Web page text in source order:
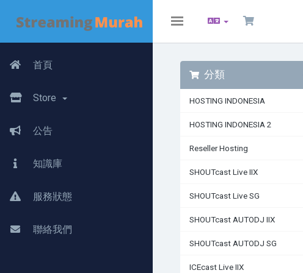
Toggle
首頁
Store
公告
知識庫
服務狀態
聯絡我們
分類
HOSTING INDONESIA
HOSTING INDONESIA 2
Reseller Hosting
SHOUTcast Live IIX
SHOUTcast Live SG
SHOUTcast AUTODJ IIX
SHOUTcast AUTODJ SG
ICEcast Live IIX